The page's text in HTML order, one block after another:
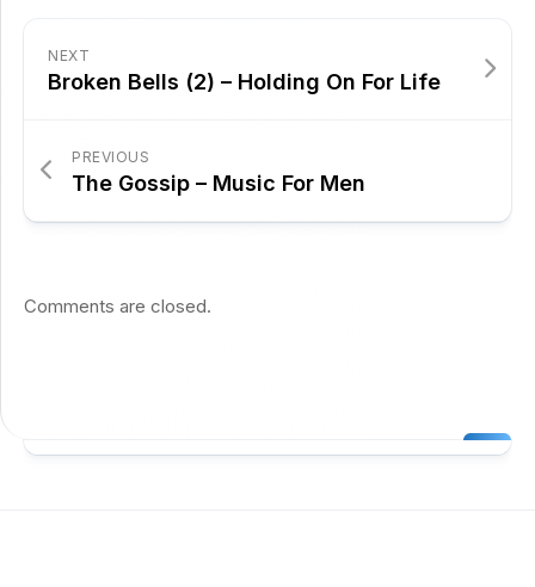
NEXT
Broken Bells (2) – Holding On For Life
PREVIOUS
The Gossip – Music For Men
Comments are closed.